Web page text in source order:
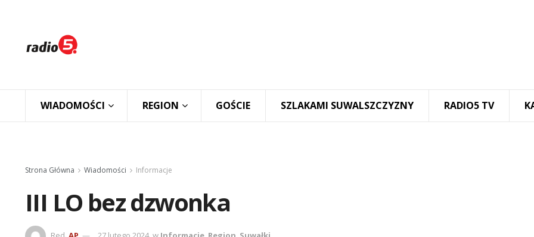
WIADOMOŚCI REGION GOŚCIE SZLAKAMI SUWALSZCZYZNY RADIO5 TV
Strona Główna Wiadomości Informacje
III LO bez dzwonka